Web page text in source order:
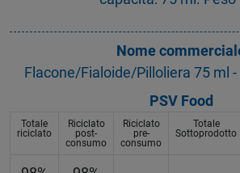
Nome
Flacone/Fialoide/Pilloliera 75 ml
PSV Food
Totale
riciclato
Riciclato
post-
consumo
Riciclato
pre-
consumo
Totale
Sottoprodotto